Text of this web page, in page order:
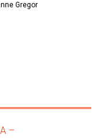
Gregor
–